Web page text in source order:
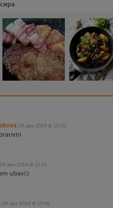
28 дек 2014 @ 12:30
28 дек 2014 @ 12:52
ubavi:)
28 дек 2014 @ 13:49